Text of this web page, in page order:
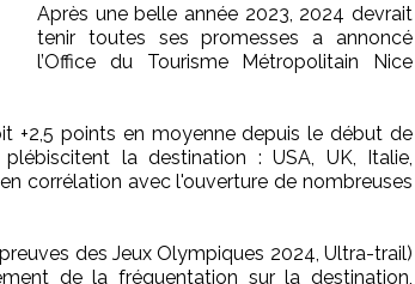
Après une belle année 2023, 2024 devrait
tenir toutes ses promesses a annoncé
l’Office du Tourisme Métropolitain Nice
+2,5 points en moyenne depuis le début de
la destination : USA, UK, Italie,
corrélation avec l'ouverture de nombreuses
des Jeux Olympiques 2024, Ultra-trail)
de la fréquentation sur la destination,